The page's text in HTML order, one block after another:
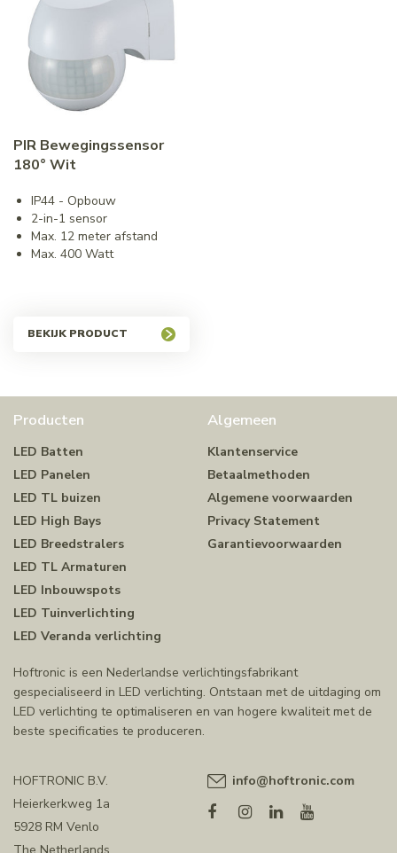
PIR Bewegingssensor
180° Wit
IP44 - Opbouw
2-in-1 sensor
Max. 12 meter afstand
Max. 400 Watt
BEKIJK PRODUCT
Producten
LED Batten
LED Panelen
LED TL buizen
LED High Bays
LED Breedstralers
LED TL Armaturen
LED Inbouwspots
LED Tuinverlichting
LED Veranda verlichting
Algemeen
Klantenservice
Betaalmethoden
Algemene voorwaarden
Privacy Statement
Garantievoorwaarden
Hoftronic is een Nederlandse verlichtingsfabrikant
gespecialiseerd in LED verlichting. Ontstaan met de uitdaging om
LED verlichting te optimaliseren en van hogere kwaliteit met de
beste specificaties te produceren.
HOFTRONIC B.V.
Heierkerkweg 1a
5928 RM Venlo
info@hoftronic.com